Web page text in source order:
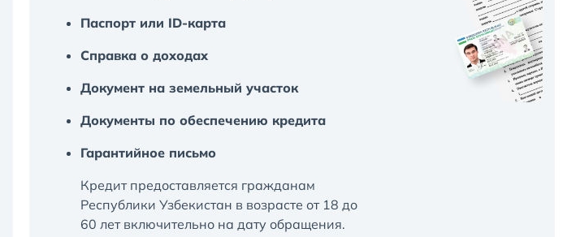
Паспорт или ID-карта
Справка о доходах
Документ на земельный участок
Документы по обеспечению кредита
Гарантийное письмо
Кредит предоставляется гражданам
Республики Узбекистан в возрасте от 18 до
60 лет включительно на дату обращения.